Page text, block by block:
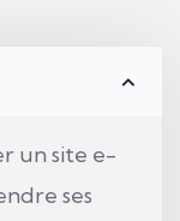
un site e-
ses